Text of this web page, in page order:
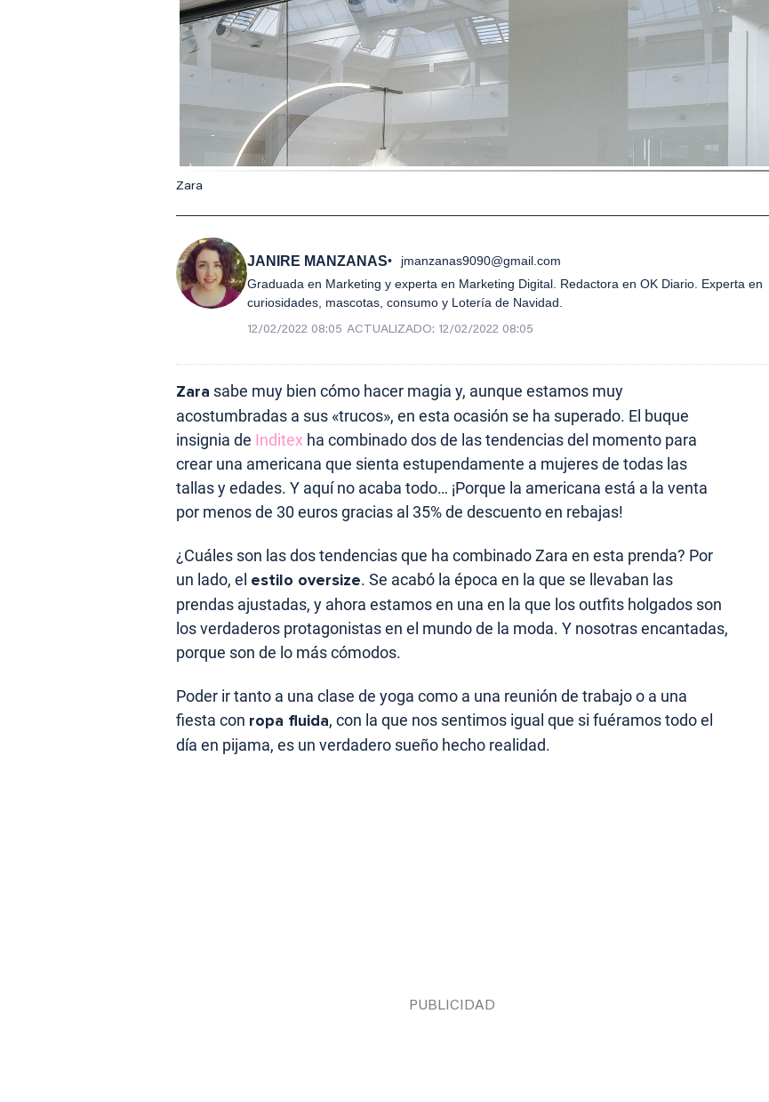
Zara
JANIRE MANZANAS
jmanzanas9090@gmail.com
Graduada en Marketing y experta en Marketing Digital. Redactora en OK Diario. Experta en
curiosidades, mascotas, consumo y Lotería de Navidad.
12/02/2022 08:05 ACTUALIZADO: 12/02/2022 08:05
Zara sabe muy bien cómo hacer magia y, aunque estamos muy
acostumbradas a sus «trucos», en esta ocasión se ha superado. El buque
insignia de Inditex ha combinado dos de las tendencias del momento para
crear una americana que sienta estupendamente a mujeres de todas las
tallas y edades. Y aquí no acaba todo… ¡Porque la americana está a la venta
por menos de 30 euros gracias al 35% de descuento en rebajas!
¿Cuáles son las dos tendencias que ha combinado Zara en esta prenda? Por
un lado, el estilo oversize. Se acabó la época en la que se llevaban las
prendas ajustadas, y ahora estamos en una en la que los outfits holgados son
los verdaderos protagonistas en el mundo de la moda. Y nosotras encantadas,
porque son de lo más cómodos.
Poder ir tanto a una clase de yoga como a una reunión de trabajo o a una
fiesta con ropa fluida, con la que nos sentimos igual que si fuéramos todo el
día en pijama, es un verdadero sueño hecho realidad.